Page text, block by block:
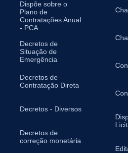
Dispõe sobre o
Plano de
Contratações Anual
- PCA
Decretos de
Situação de
Emergência
Decretos de
Contratação Direta
Decretos - Diversos
Decretos de
correção monetária